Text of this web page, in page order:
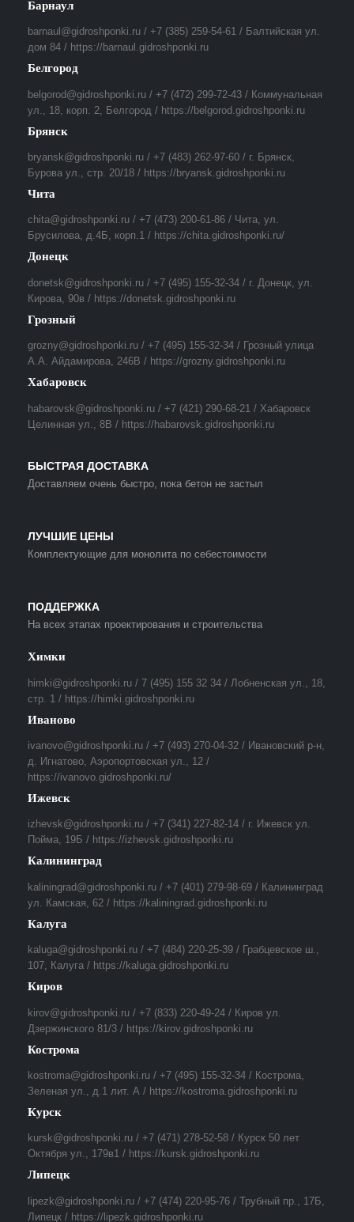
Барнаул
barnaul@gidroshponki.ru / +7 (385) 259-54-61 / Балтийская ул.
дом 84 / https://barnaul.gidroshponki.ru
Белгород
belgorod@gidroshponki.ru / +7 (472) 299-72-43 / Коммунальная
ул., 18, корп. 2, Белгород / https://belgorod.gidroshponki.ru
Брянск
bryansk@gidroshponki.ru / +7 (483) 262-97-60 / г. Брянск,
Бурова ул., стр. 20/18 / https://bryansk.gidroshponki.ru
Чита
chita@gidroshponki.ru / +7 (473) 200-61-86 / Чита, ул.
Брусилова, д.4Б, корп.1 / https://chita.gidroshponki.ru/
Донецк
donetsk@gidroshponki.ru / +7 (495) 155-32-34 / г. Донецк, ул.
Кирова, 90в / https://donetsk.gidroshponki.ru
Грозный
grozny@gidroshponki.ru / +7 (495) 155-32-34 / Грозный улица
А.А. Айдамирова, 246В / https://grozny.gidroshponki.ru
Хабаровск
habarovsk@gidroshponki.ru / +7 (421) 290-68-21 / Хабаровск
Целинная ул., 8В / https://habarovsk.gidroshponki.ru
БЫСТРАЯ ДОСТАВКА
Доставляем очень быстро, пока бетон не застыл
ЛУЧШИЕ ЦЕНЫ
Комплектующие для монолита по себестоимости
ПОДДЕРЖКА
На всех этапах проектирования и строительства
Химки
himki@gidroshponki.ru / 7 (495) 155 32 34 / Лобненская ул., 18,
стр. 1 / https://himki.gidroshponki.ru
Иваново
ivanovo@gidroshponki.ru / +7 (493) 270-04-32 / Ивановский р-н,
д. Игнатово, Аэропортовская ул., 12 /
https://ivanovo.gidroshponki.ru/
Ижевск
izhevsk@gidroshponki.ru / +7 (341) 227-82-14 / г. Ижевск ул.
Пойма, 19Б / https://izhevsk.gidroshponki.ru
Калининград
kaliningrad@gidroshponki.ru / +7 (401) 279-98-69 / Калининград
ул. Камская, 62 / https://kaliningrad.gidroshponki.ru
Калуга
kaluga@gidroshponki.ru / +7 (484) 220-25-39 / Грабцевское ш.,
107, Калуга / https://kaluga.gidroshponki.ru
Киров
kirov@gidroshponki.ru / +7 (833) 220-49-24 / Киров ул.
Дзержинского 81/3 / https://kirov.gidroshponki.ru
Кострома
kostroma@gidroshponki.ru / +7 (495) 155-32-34 / Кострома,
Зеленая ул., д.1 лит. А / https://kostroma.gidroshponki.ru
Курск
kursk@gidroshponki.ru / +7 (471) 278-52-58 / Курск 50 лет
Октября ул., 179в1 / https://kursk.gidroshponki.ru
Липецк
lipezk@gidroshponki.ru / +7 (474) 220-95-76 / Трубный пр., 17Б,
Липецк / https://lipezk.gidroshponki.ru